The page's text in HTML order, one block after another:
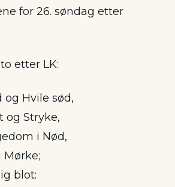
for 26. søndag etter
etter LK:
og Hvile sød,
og Stryke,
i Nød,
Mørke;
blot: